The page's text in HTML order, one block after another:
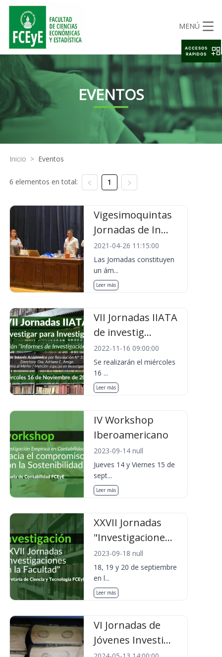
MENÚ
EVENTOS
Inicio > Eventos
6 elementos en total: 1
Vigesimoquintas
Jornadas de In...
2021-04-26 11:15:00
Las Jornadas constituyen
un ám...
Leer más
VII Jornadas IIATA
de investig...
2022-11-16 09:00:00
Se realizarán el miércoles
16 ...
Leer más
IV Workshop
Iberoamericano
2023-09-14 null
Jueves 14 y Viernes 15 de
sept...
Leer más
XXVII Jornadas
"Investigacione...
2023-09-18 null
18, 19 y 20 de septiembre
en l...
Leer más
VI Jornadas de
Jóvenes Investi...
ACCESOS
RAPIDOS